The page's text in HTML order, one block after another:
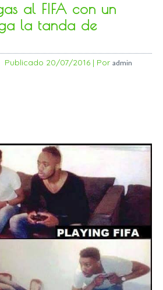
al FIFA con un
la tanda de
Publicado 20/07/2016 | Por admin